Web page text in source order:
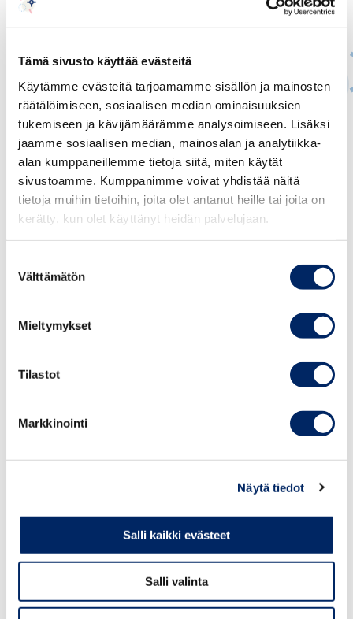
Tämä sivusto käyttää evästeitä
Käytämme evästeitä tarjoamamme sisällön ja mainosten
räätälöimiseen, sosiaalisen median ominaisuuksien
tukemiseen ja kävijämäärämme analysoimiseen. Lisäksi
jaamme sosiaalisen median, mainosalan ja analytiikka-
alan kumppaneillemme tietoja siitä, miten käytät
sivustoamme. Kumppanimme voivat yhdistää näitä
tietoja muihin tietoihin, joita olet antanut heille tai joita on
kerätty, kun olet käyttänyt heidän palvelujaan.
valinta
Välttämätön
Mieltymykset
Tilastot
Markkinointi
Näytä tiedot
Salli kaikki evästeet
Salli valinta
Lausunto hallituksen esityksestä Euroopan unionin
listautumissäädöksen täytäntöönpanoa koskevaksi
13.02.2025 / LAUSUNNOT
Consultation Paper on Draft technical advice
concerning MAR and MiFID II SME GM
Ville Kajala
JOHTAVA ASIANTUNTIJA, YHTIÖ- JA
ARVOPAPERIMARKKINAOIKEUS, CORPORATE
GOVERNANCE
ville.kajala@chamber.fi